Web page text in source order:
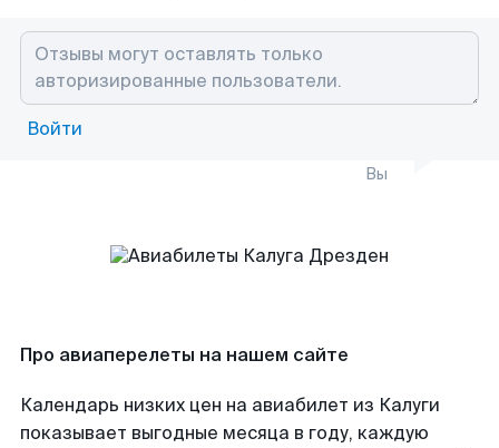
Войти
Вы
Про авиаперелеты на нашем сайте
Календарь низких цен на авиабилет из Калуги
показывает выгодные месяца в году, каждую